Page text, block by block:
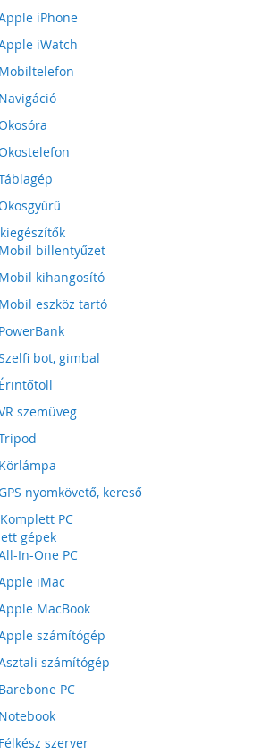
iPhone
iWatch
Mobiltelefon
Navigáció
Mobil billentyűzet
Mobil kihangosító
Mobil eszköz tartó
PowerBank
bot, gimbal
Érintőtoll
szemüveg
Körlámpa
nyomkövető, kereső
PC
gépek
In-One PC
iMac
MacBook
számítógép
számítógép
Barebone PC
Notebook
Félkész szerver